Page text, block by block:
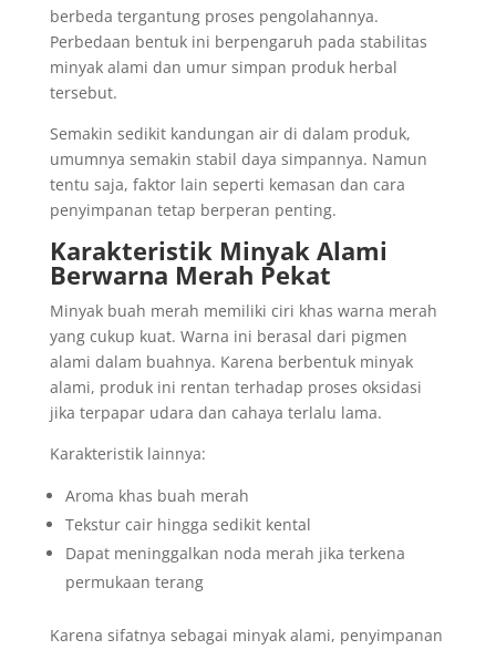
berbeda tergantung proses pengolahannya.
Perbedaan bentuk ini berpengaruh pada stabilitas
minyak alami dan umur simpan produk herbal
tersebut.
Semakin sedikit kandungan air di dalam produk,
umumnya semakin stabil daya simpannya. Namun
tentu saja, faktor lain seperti kemasan dan cara
penyimpanan tetap berperan penting.
Karakteristik Minyak Alami
Berwarna Merah Pekat
Minyak buah merah memiliki ciri khas warna merah
yang cukup kuat. Warna ini berasal dari pigmen
alami dalam buahnya. Karena berbentuk minyak
alami, produk ini rentan terhadap proses oksidasi
jika terpapar udara dan cahaya terlalu lama.
Karakteristik lainnya:
Aroma khas buah merah
Tekstur cair hingga sedikit kental
Dapat meninggalkan noda merah jika terkena
permukaan terang
Karena sifatnya sebagai minyak alami, penyimpanan